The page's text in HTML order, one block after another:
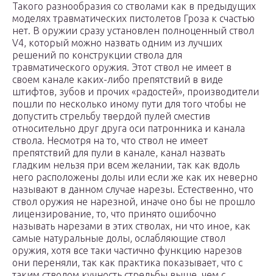
Такого разнообразия со стволами как в предыдущих
моделях травматических пистолетов Гроза к счастью
нет. В оружии сразу установлен полноценный ствол
V4, который можно назвать одним из лучших
решений по конструкции ствола для
травматического оружия. Этот ствол не имеет в
своем канале каких-либо препятствий в виде
штифтов, зубов и прочих «радостей», производители
пошли по несколько иному пути для того чтобы не
допустить стрельбу твердой пулей сместив
относительно друг друга оси патронника и канала
ствола. Несмотря на то, что ствол не имеет
препятствий для пули в канале, канал назвать
гладким нельзя при всем желании, так как вдоль
него расположены долы или если же как их неверно
называют в данном случае нарезы. Естественно, что
ствол оружия не нарезной, иначе оно бы не прошло
лицензирование, то, что принято ошибочно
называть нарезами в этих стволах, ни что иное, как
самые натуральные долы, ослабляющие ствол
оружия, хотя все таки частично функцию нарезов
они переняли, так как практика показывает, что с